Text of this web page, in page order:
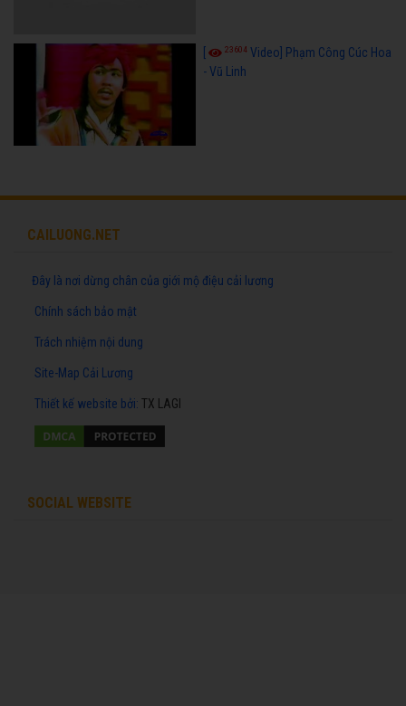
23604 Video] Phạm Công Cúc Hoa
- Vũ Linh
CAILUONG.NET
Đây là nơi dừng chân của giới mộ điệu cải lương
Chính sách bảo mật
Trách nhiệm nội dung
Site-Map Cải Lương
Thiết kế website bởi: TX LAGI
SOCIAL WEBSITE